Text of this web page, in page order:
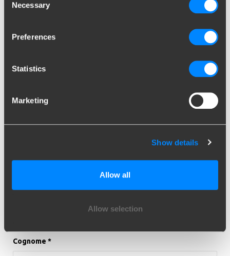
Selection
Necessary
Preferences
Statistics
Marketing
Show details
Allow all
Allow selection
Il duplicato della targhetta del gancio può essere richiesta in
Ricordiamo che il collaudo è subordinato all’accettazione della
le specifiche da essa imposte quindi invitiamo prima a verificare
la fattibilità.
targhetta, conoscere i costi e le modalità vi invitiamo a compilare
Opzionale
Cognome *